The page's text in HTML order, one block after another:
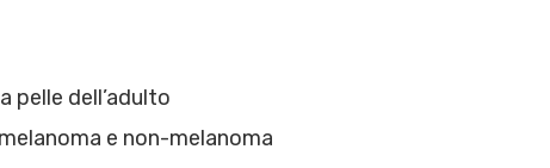
pelle dell’adulto
e non-melanoma